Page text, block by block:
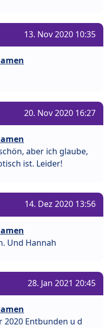
13. Nov 2020 10:35
20. Nov 2020 16:27
aber ich glaube,
ist. Leider!
14. Dez 2020 13:56
Und Hannah
28. Jan 2021 20:45
2020 Entbunden u d